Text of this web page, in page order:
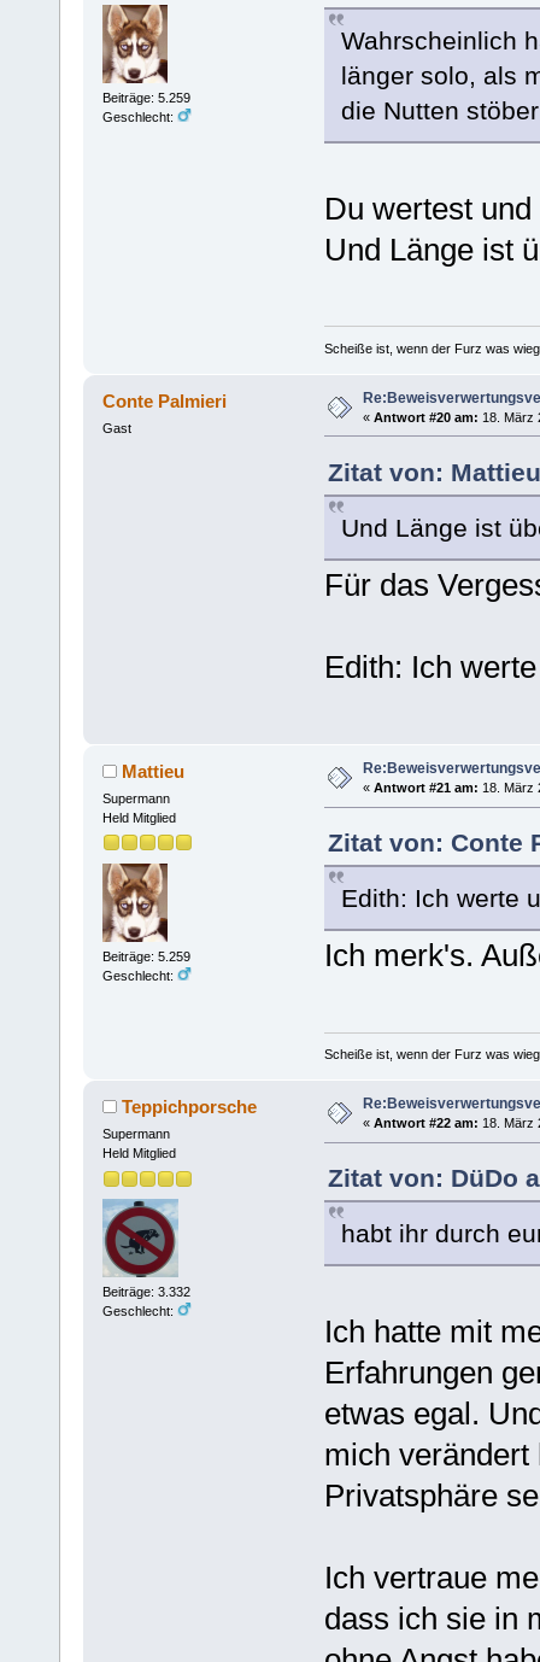
Beiträge: 5.259
Geschlecht:
Wahrscheinlich
länger solo, als
die Nutten
Du wertest
Und Länge ist
Scheiße ist, wenn der Furz was
Conte Palmieri
Gast
« Antwort #20 am: 18. März
Zitat von:
Und Länge ist
Für das
Edith: Ich
Mattieu
Supermann
Held Mitglied
Beiträge: 5.259
Geschlecht:
« Antwort #21 am: 18. März
Zitat von: Conte
Edith: Ich werte
Ich merk's.
Scheiße ist, wenn der Furz was
Teppichporsche
Supermann
Held Mitglied
Beiträge: 3.332
Geschlecht:
« Antwort #22 am: 18. März
Zitat von: DüDo
habt ihr durch
Ich hatte mit
Erfahrungen
etwas egal.
mich verändert
Privatsphäre
Ich vertraue
dass ich sie in